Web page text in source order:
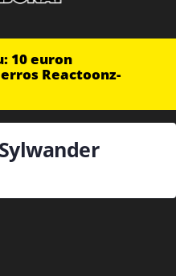
10 euron
Reactoonz-